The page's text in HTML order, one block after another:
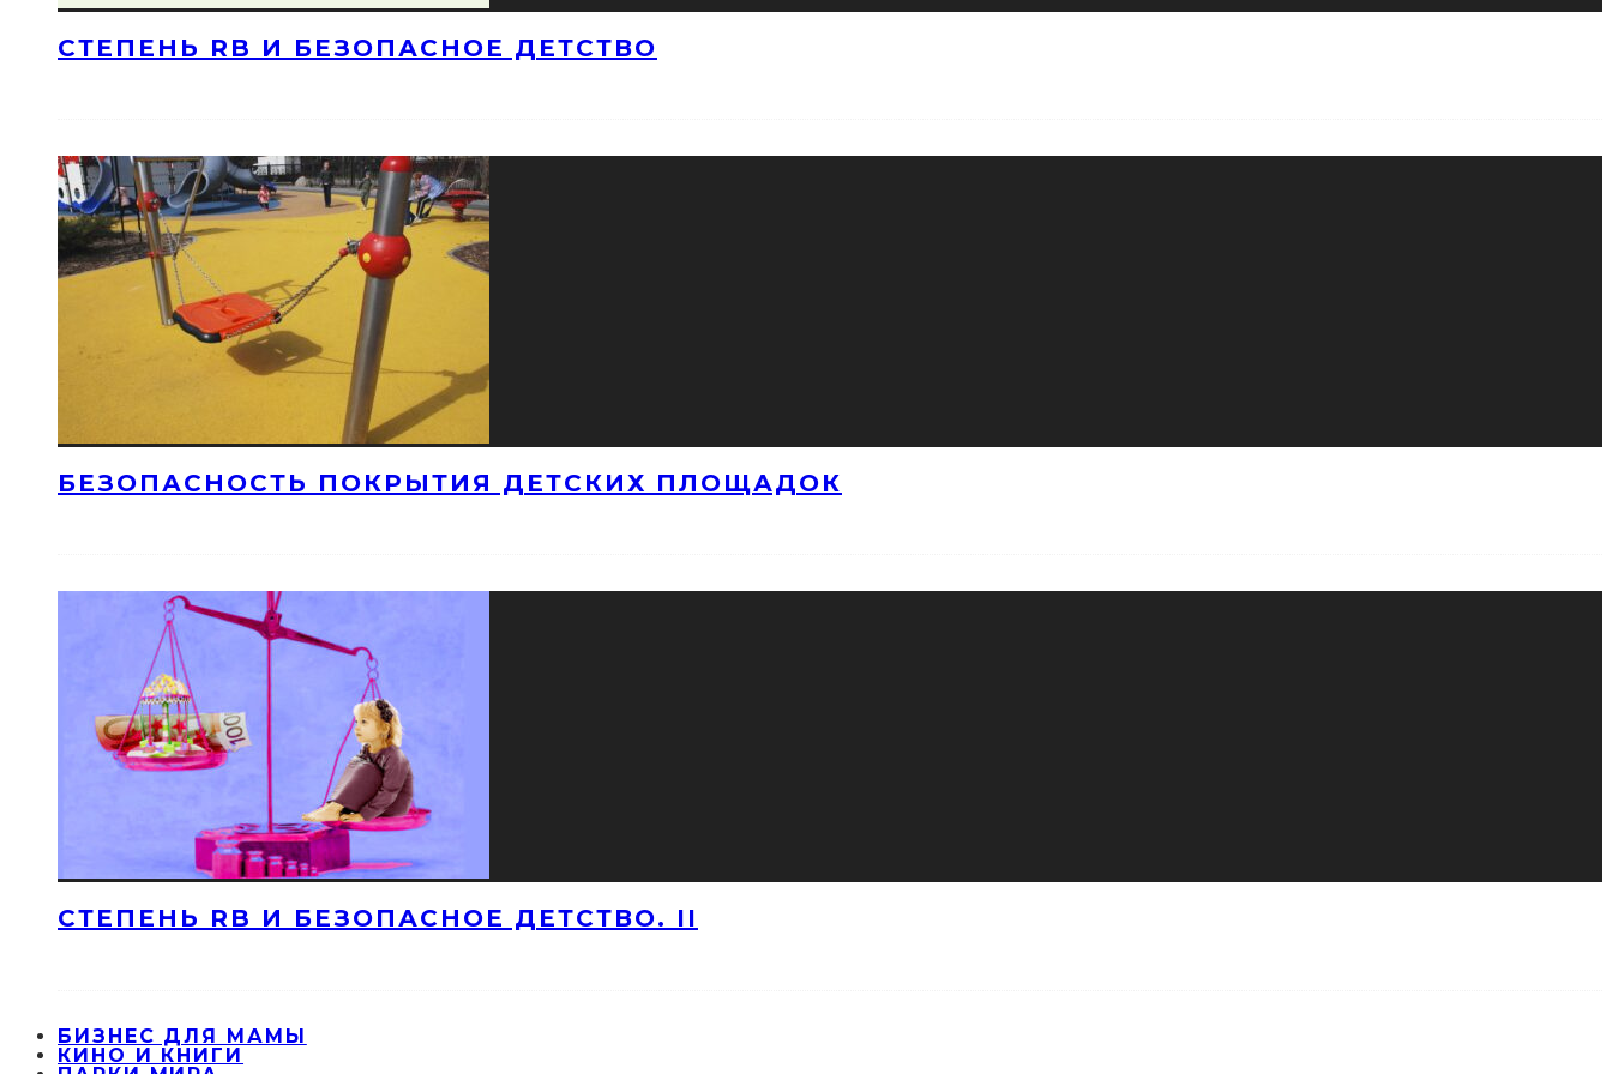
СТЕПЕНЬ RB И БЕЗОПАСНОЕ ДЕТСТВО
БЕЗОПАСНОСТЬ ПОКРЫТИЯ ДЕТСКИХ ПЛОЩАДОК
СТЕПЕНЬ RB И БЕЗОПАСНОЕ ДЕТСТВО. II
БИЗНЕС ДЛЯ МАМЫ
КИНО И КНИГИ